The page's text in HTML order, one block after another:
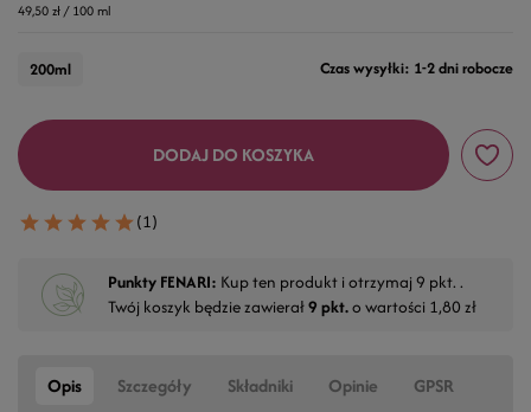
49,50 zł / 100 ml
Czas wysyłki: 1-2 dni robocze
200ml
DODAJ DO KOSZYKA
(1)
Punkty FENARI: Kup ten produkt i otrzymaj 9 pkt. .
Twój koszyk będzie zawierał9 pkt.o wartości 1,80 zł
Opis Szczegóły Składniki Opinie GPSR